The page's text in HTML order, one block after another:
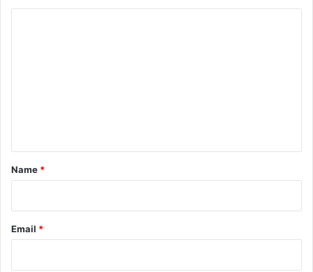
*
Name *
Email *